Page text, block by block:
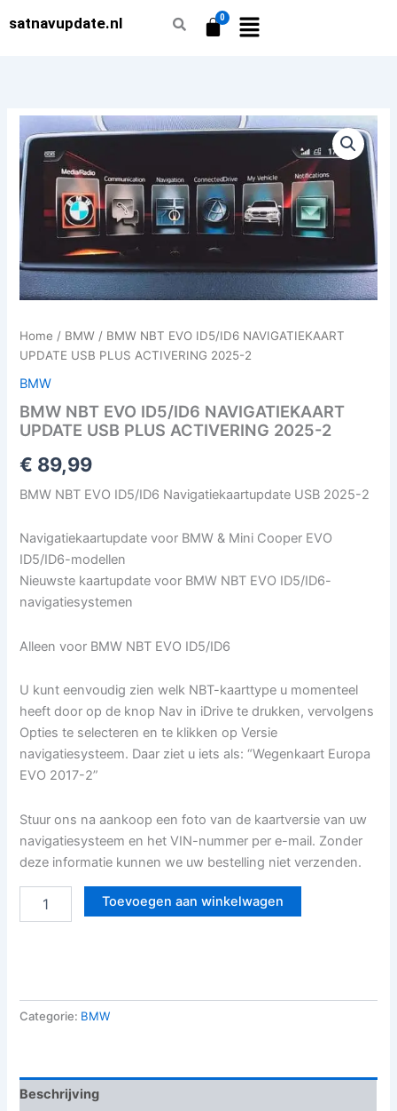
naar
satnavupdate.nl
Home / BMW / BMW NBT EVO ID5/ID6 NAVIGATIEKAART
UPDATE USB PLUS ACTIVERING 2025-2
BMW
BMW NBT EVO ID5/ID6 NAVIGATIEKAART
UPDATE USB PLUS ACTIVERING 2025-2
€ 89,99
BMW NBT EVO ID5/ID6 Navigatiekaartupdate USB 2025-2
Navigatiekaartupdate voor BMW & Mini Cooper EVO
ID5/ID6-modellen
Nieuwste kaartupdate voor BMW NBT EVO ID5/ID6-
navigatiesystemen
Alleen voor BMW NBT EVO ID5/ID6
U kunt eenvoudig zien welk NBT-kaarttype u momenteel
heeft door op de knop Nav in iDrive te drukken, vervolgens
Opties te selecteren en te klikken op Versie
navigatiesysteem. Daar ziet u iets als: “Wegenkaart Europa
EVO 2017-2”
Stuur ons na aankoop een foto van de kaartversie van uw
navigatiesysteem en het VIN-nummer per e-mail. Zonder
deze informatie kunnen we uw bestelling niet verzenden.
NBT
EVO
ID5/ID6
NAVIGATIEKAART
UPDATE
USB
PLUS
ACTIVERING
2025-
2
Toevoegen aan winkelwagen
Categorie: BMW
Beschrijving